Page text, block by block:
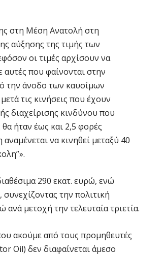
στη Μέση Ανατολή στη
αύξησης της τιμής των
οι τιμές αρχίσουν να
αυτές που φαίνονται στην
την άνοδο των καυσίμων
τις κινήσεις που έχουν
διαχείρισης κινδύνου που
ήταν έως και 2,5 φορές
να κινηθεί μεταξύ 40
290 εκατ. ευρώ, ενώ
την πολιτική
μετοχή την τελευταία τριετία.
ακούμε από τους προμηθευτές
Oil) δεν διαφαίνεται άμεσο